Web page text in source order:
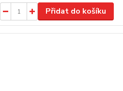
Přidat do košíku